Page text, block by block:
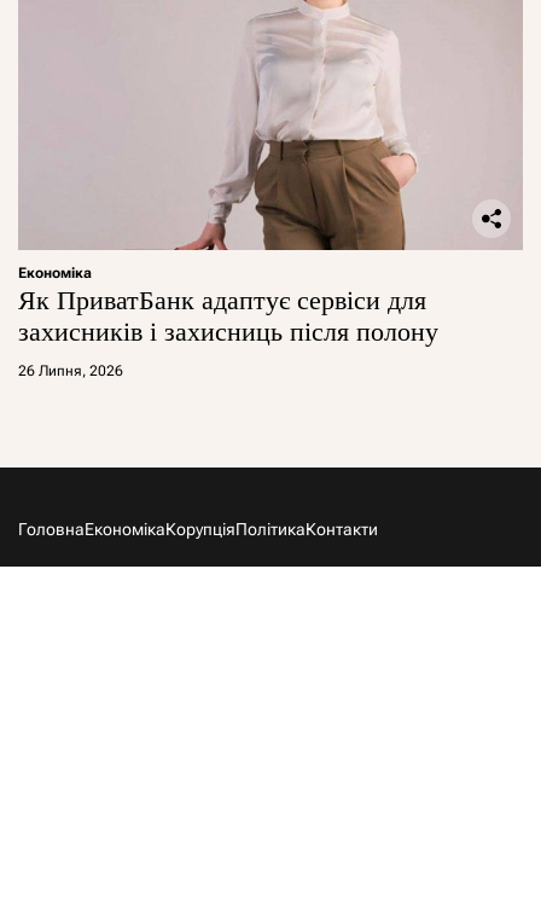
Економіка
Як ПриватБанк адаптує сервіси для
захисників і захисниць після полону
26 Липня, 2026
ГоловнаЕкономікаКорупціяПолітикаКонтакти